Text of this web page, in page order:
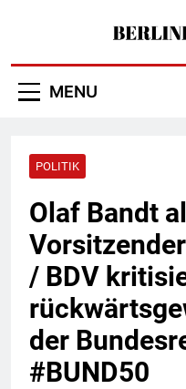
MENU
POLITIK
Olaf Bandt
/ BDV
der
#BUND50